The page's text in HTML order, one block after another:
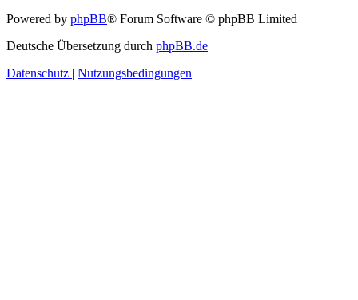
Powered by phpBB® Forum Software © phpBB Limited
Deutsche Übersetzung durch phpBB.de
Datenschutz | Nutzungsbedingungen